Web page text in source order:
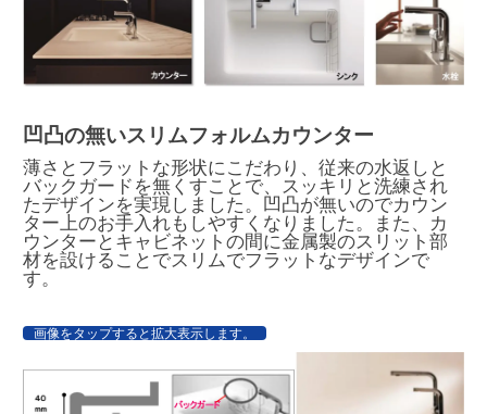
凹凸の無いスリムフォルムカウンター
薄さとフラットな形状にこだわり、従来の水返しと
バックガードを無くすことで、スッキリと洗練され
たデザインを実現しました。凹凸が無いのでカウン
ター上のお手入れもしやすくなりました。また、カ
ウンターとキャビネットの間に金属製のスリット部
材を設けることでスリムでフラットなデザインで
す。
画像をタップすると拡大表示します。